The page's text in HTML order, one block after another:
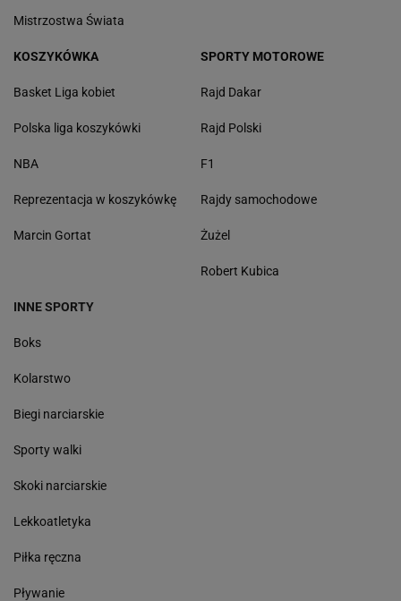
Mistrzostwa Świata
KOSZYKÓWKA
Basket Liga kobiet
Polska liga koszykówki
NBA
Reprezentacja w koszykówkę
Marcin Gortat
SPORTY MOTOROWE
Rajd Dakar
Rajd Polski
F1
Rajdy samochodowe
Żużel
Robert Kubica
INNE SPORTY
Boks
Kolarstwo
Biegi narciarskie
Sporty walki
Skoki narciarskie
Lekkoatletyka
Piłka ręczna
Pływanie